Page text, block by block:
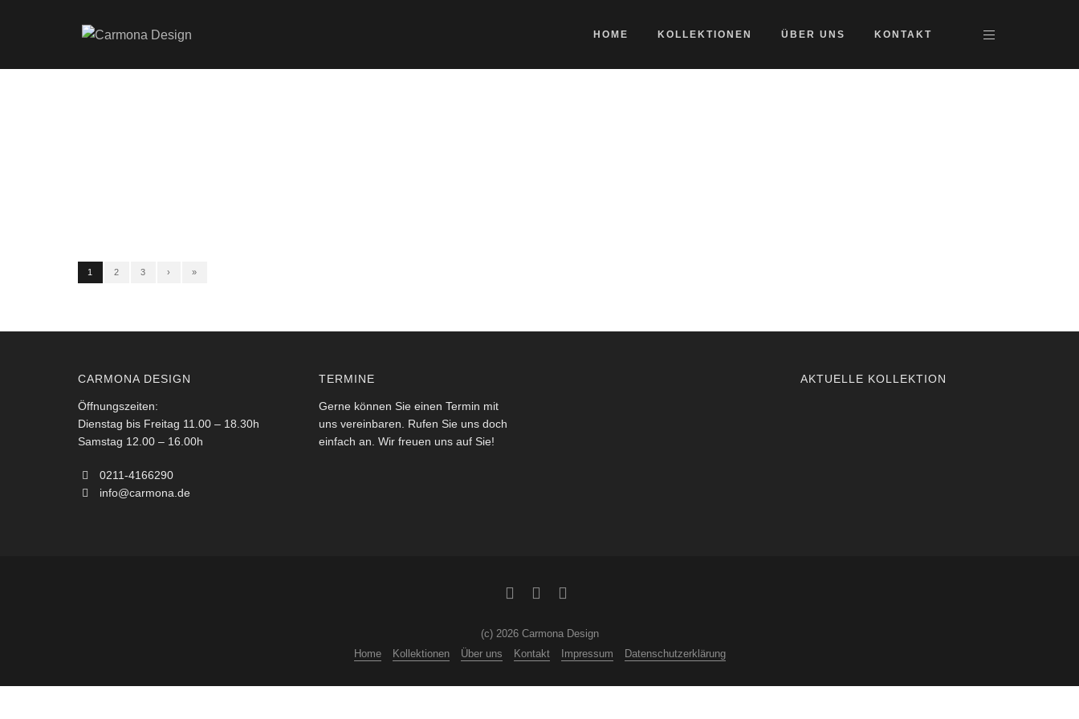
HOME KOLLEKTIONEN ÜBER UNS KONTAKT
1 2 3 › »
CARMONA DESIGN
Öffnungszeiten:
Dienstag bis Freitag 11.00 – 18.30h
Samstag 12.00 – 16.00h
0211-4166290
info@carmona.de
TERMINE
Gerne können Sie einen Termin mit
uns vereinbaren. Rufen Sie uns doch
einfach an. Wir freuen uns auf Sie!
AKTUELLE KOLLEKTION
(c) 2026 Carmona Design
Home
Kollektionen Über uns Kontakt Impressum Datenschutzerklärung